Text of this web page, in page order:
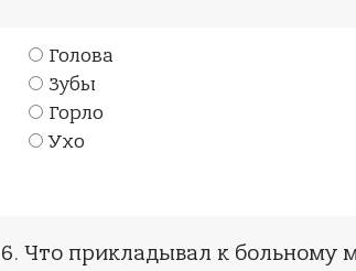
Голова
Зубы
Горло
Ухо
6. Что прикладывал к больному